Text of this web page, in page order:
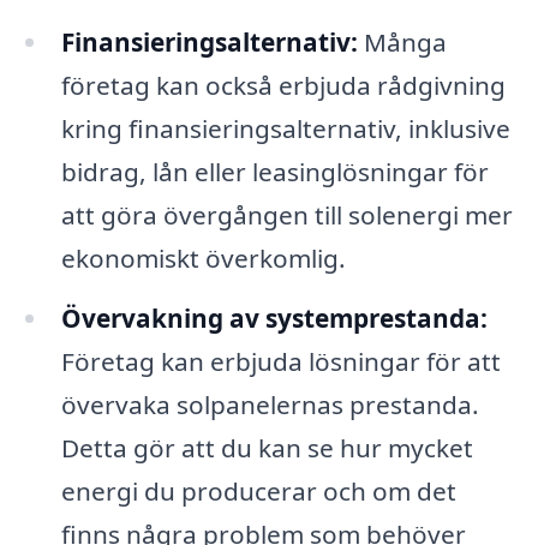
Finansieringsalternativ: Många
företag kan också erbjuda rådgivning
kring finansieringsalternativ, inklusive
bidrag, lån eller leasinglösningar för
att göra övergången till solenergi mer
ekonomiskt överkomlig.
Övervakning av systemprestanda:
Företag kan erbjuda lösningar för att
övervaka solpanelernas prestanda.
Detta gör att du kan se hur mycket
energi du producerar och om det
finns några problem som behöver